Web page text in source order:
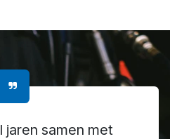
jaren samen met